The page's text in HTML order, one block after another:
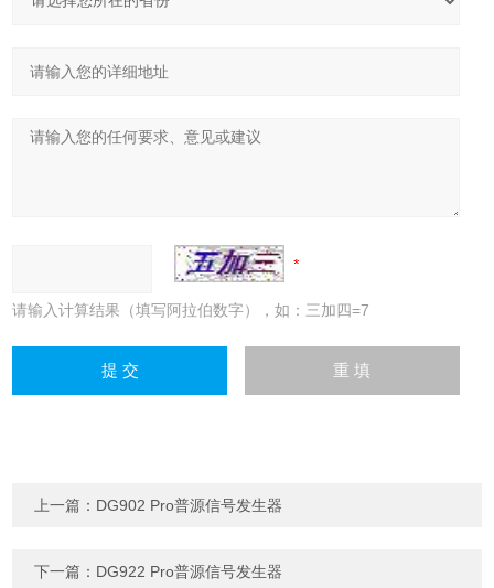
请输入计算结果（填写阿拉伯数字），如：三加四=7
上一篇： DG902 Pro普源信号发生器
下一篇： DG922 Pro普源信号发生器